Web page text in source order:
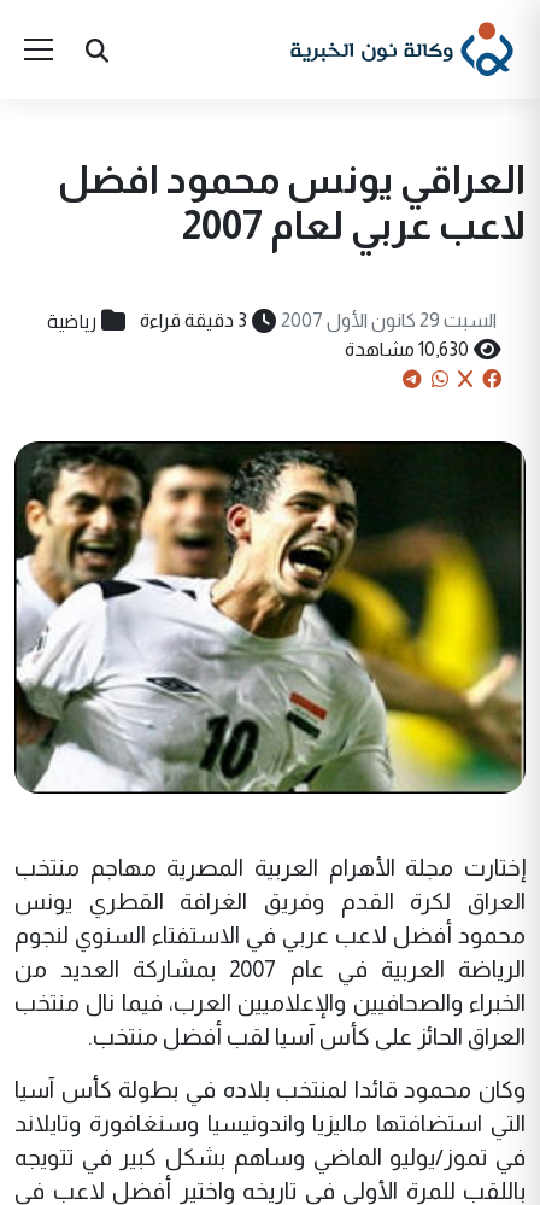
العراقي يونس محمود افضل
لاعب عربي لعام 2007
السبت 29 كانون الأول 2007 3 دقيقة قراءة رياضية
10,630 مشاهدة
إختارت مجلة الأهرام العربية المصرية مهاجم منتخب
العراق لكرة القدم وفريق الغرافة القطري يونس
محمود أفضل لاعب عربي في الاستفتاء السنوي لنجوم
الرياضة العربية في عام 2007 بمشاركة العديد من
الخبراء والصحافيين والإعلاميين العرب، فيما نال منتخب
العراق الحائز على كأس آسيا لقب أفضل منتخب.
وكان محمود قائدا لمنتخب بلاده في بطولة كأس آسيا
التي استضافتها ماليزيا واندونيسيا وسنغافورة وتايلاند
في تموز/يوليو الماضي وساهم بشكل كبير في تتويجه
باللقب للمرة الأولى في تاريخه واختير أفضل لاعب في